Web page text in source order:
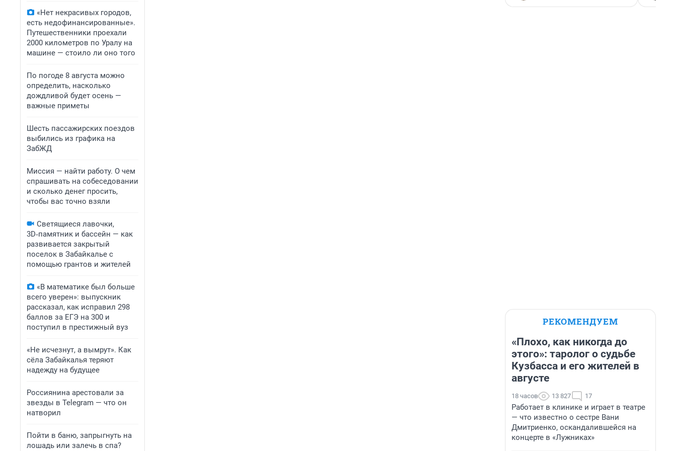
«Нет некрасивых городов,
есть недофинансированные».
Путешественники проехали
2000 километров по Уралу на
машине — стоило ли оно того
По погоде 8 августа можно
определить, насколько
дождливой будет осень —
важные приметы
Шесть пассажирских поездов
выбились из графика на
ЗабЖД
Миссия — найти работу. О чем
спрашивать на собеседовании
и сколько денег просить,
чтобы вас точно взяли
Светящиеся лавочки,
3D‑памятник и бассейн — как
развивается закрытый
поселок в Забайкалье с
помощью грантов и жителей
«В математике был больше
всего уверен»: выпускник
рассказал, как исправил 298
баллов за ЕГЭ на 300 и
поступил в престижный вуз
«Не исчезнут, а вымрут». Как
сёла Забайкалья теряют
надежду на будущее
Россиянина арестовали за
звезды в Telegram — что он
натворил
Пойти в баню, запрыгнуть на
лошадь или залечь в спа?
РЕКОМЕНДУЕМ
«Плохо, как никогда до
этого»: таролог о судьбе
Кузбасса и его жителей в
августе
18 часов 13 827 17
Работает в клинике и играет в театре
— что известно о сестре Вани
Дмитриенко, оскандалившейся на
концерте в «Лужниках»